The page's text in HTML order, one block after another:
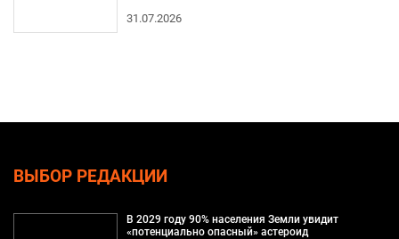
31.07.2026
ВЫБОР РЕДАКЦИИ
В 2029 году 90% населения Земли увидит
«потенциально опасный» астероид